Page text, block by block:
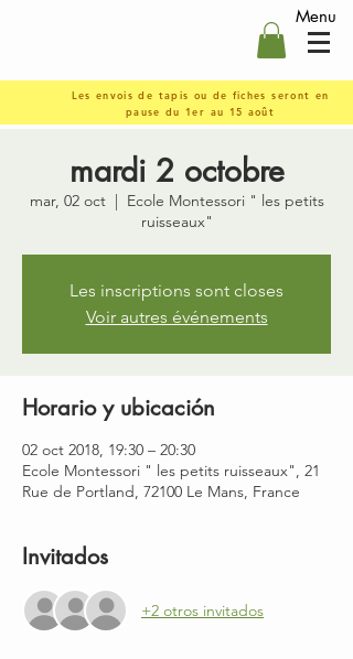
Menu
Les envois de tapis ou de fiches seront en
pause du 1er au 15 août
mardi 2 octobre
mar, 02 oct
  |
Ecole Montessori " les petits
ruisseaux"
Les inscriptions sont closes
Voir autres événements
Horario y ubicación
02 oct 2018, 19:30 – 20:30
Ecole Montessori " les petits ruisseaux", 21
Rue de Portland, 72100 Le Mans, France
Invitados
+2 otros invitados